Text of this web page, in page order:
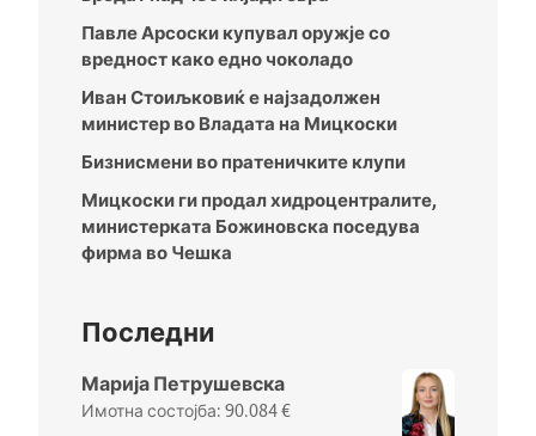
Павле Арсоски купувал оружје со
вредност како едно чоколадо
Иван Стоиљковиќ е најзадолжен
министер во Владата на Мицкоски
Бизнисмени во пратеничките клупи
Мицкоски ги продал хидроцентралите,
министерката Божиновска поседува
фирма во Чешка
Последни
Марија Петрушевска
90.084€